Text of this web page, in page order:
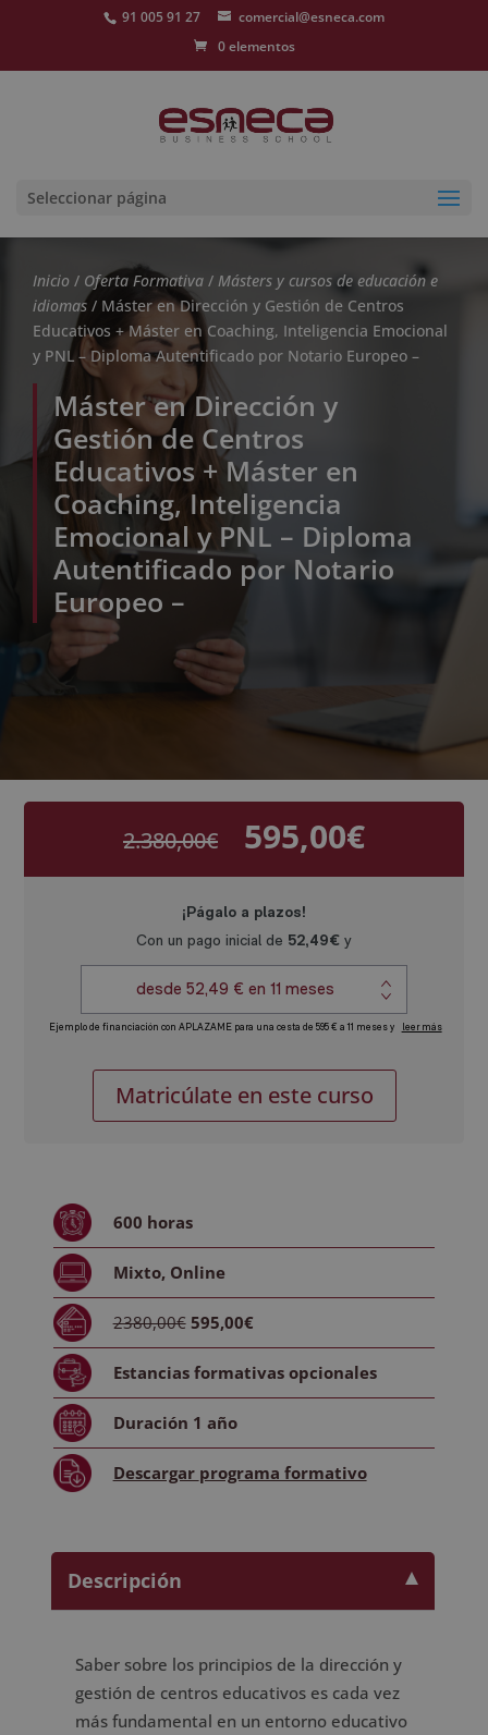
91 005 91 27
comercial@esneca.com
0 elementos
Seleccionar página
Inicio / Oferta Formativa / Másters y cursos de educación e
idiomas / Máster en Dirección y Gestión de Centros
Educativos + Máster en Coaching, Inteligencia Emocional
y PNL – Diploma Autentificado por Notario Europeo –
Máster en Dirección y
Gestión de Centros
Educativos + Máster en
Coaching, Inteligencia
Emocional y PNL – Diploma
Autentificado por Notario
Europeo –
2.380,00€
era:
2.380,00€.
595,00€El
en
Centros
en
Inteligencia
por
Notario
Europeo
cantidad
Matricúlate en este curso
600 horas
Mixto, Online
2380,00€ 595,00€
Estancias formativasopcionales
Duración 1 año
Descargar programa formativo
Descripción
Saber sobre los principios de la dirección y
gestión de centros educativos es cada vez
más fundamental en un entorno educativo